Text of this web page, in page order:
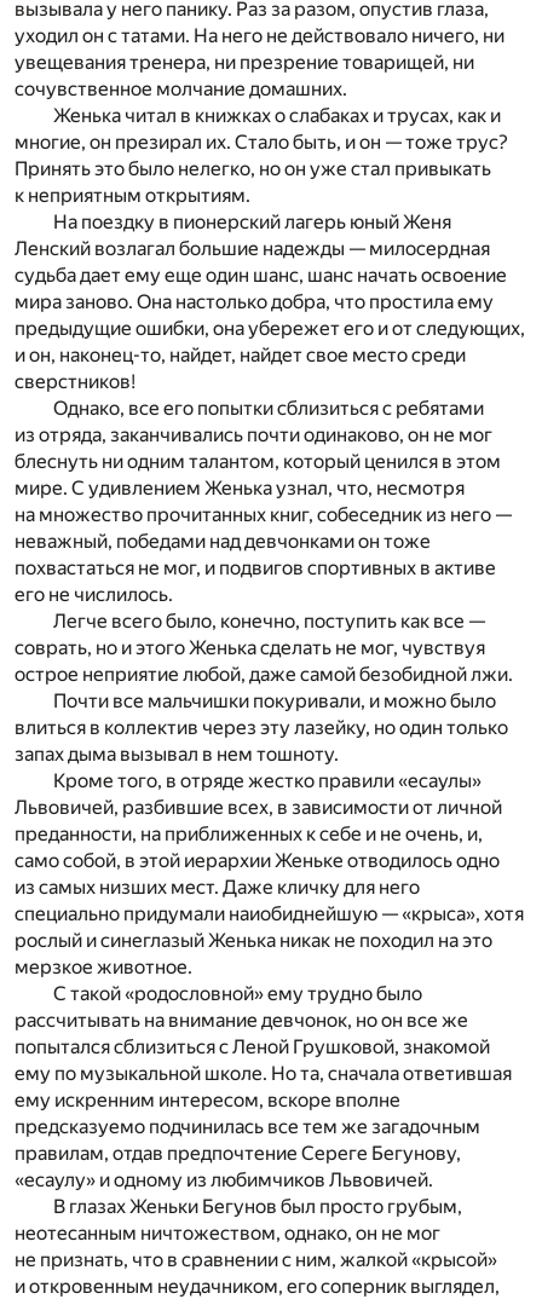
вызывала у него панику. Раз за разом, опустив глаза,
уходил он с татами. На него не действовало ничего, ни
увещевания тренера, ни презрение товарищей, ни
сочувственное молчание домашних.
Женька читал в книжках о слабаках и трусах, как и
многие, он презирал их. Стало быть, и он — тоже трус?
Принять это было нелегко, но он уже стал привыкать
к неприятным открытиям.
На поездку в пионерский лагерь юный Женя
Ленский возлагал большие надежды — милосердная
судьба дает ему еще один шанс, шанс начать освоение
мира заново. Она настолько добра, что простила ему
предыдущие ошибки, она убережет его и от следующих,
и он, наконец-то, найдет, найдет свое место среди
сверстников!
Однако, все его попытки сблизиться с ребятами
из отряда, заканчивались почти одинаково, он не мог
блеснуть ни одним талантом, который ценился в этом
мире. С удивлением Женька узнал, что, несмотря
на множество прочитанных книг, собеседник из него —
неважный, победами над девчонками он тоже
похвастаться не мог, и подвигов спортивных в активе
его не числилось.
Легче всего было, конечно, поступить как все —
соврать, но и этого Женька сделать не мог, чувствуя
острое неприятие любой, даже самой безобидной лжи.
Почти все мальчишки покуривали, и можно было
влиться в коллектив через эту лазейку, но один только
запах дыма вызывал в нем тошноту.
Кроме того, в отряде жестко правили «есаулы»
Львовичей, разбившие всех, в зависимости от личной
преданности, на приближенных к себе и не очень, и,
само собой, в этой иерархии Женьке отводилось одно
из самых низших мест. Даже кличку для него
специально придумали наиобиднейшую — «крыса», хотя
рослый и синеглазый Женька никак не походил на это
мерзкое животное.
С такой «родословной» ему трудно было
рассчитывать на внимание девчонок, но он все же
попытался сблизиться с Леной Грушковой, знакомой
ему по музыкальной школе. Но та, сначала ответившая
ему искренним интересом, вскоре вполне
предсказуемо подчинилась все тем же загадочным
правилам, отдав предпочтение Сереге Бегунову,
«есаулу» и одному из любимчиков Львовичей.
В глазах Женьки Бегунов был просто грубым,
неотесанным ничтожеством, однако, он не мог
не признать, что в сравнении с ним, жалкой «крысой»
и откровенным неудачником, его соперник выглядел,